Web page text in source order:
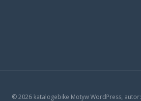
© 2026 katalogebike Motyw WordPress, autor: